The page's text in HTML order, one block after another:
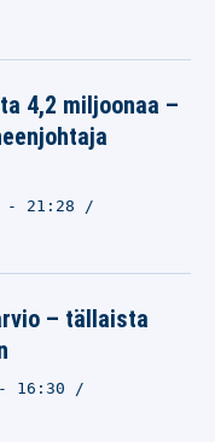
4,2 miljoonaa –
- 21:28
– tällaista
16:30